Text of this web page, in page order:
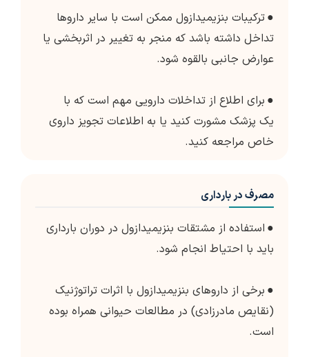
●ترکیبات بنزیمیدازول ممکن است با سایر داروها
تداخل داشته باشد که منجر به تغییر در اثربخشی یا
عوارض جانبی بالقوه شود.
● برای اطلاع از تداخلات دارویی مهم است که با
یک پزشک مشورت کنید یا به اطلاعات تجویز داروی
خاص مراجعه کنید.
مصرف در بارداری
● استفاده از مشتقات بنزیمیدازول در دوران بارداری
باید با احتیاط انجام شود.
● برخی از داروهای بنزیمیدازول با اثرات تراتوژنیک
(نقایص مادرزادی) در مطالعات حیوانی همراه بوده
است.